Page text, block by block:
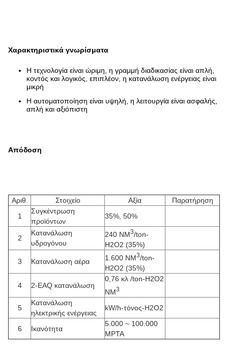
Χαρακτηριστικά γνωρίσματα
Η τεχνολογία είναι ώριμη, η γραμμή διαδικασίας είναι απλή,
κοντός και λογικός, επιπλέον, η κατανάλωση ενέργειας είναι
μικρή
Η αυτοματοποίηση είναι υψηλή, η λειτουργία είναι ασφαλής,
απλή και αξιόπιστη
Απόδοση
Αριθ. Στοιχείο Αξία
Παρατήρηση
1
Συγκέντρωση
προϊόντων
35%, 50%
2
Κατανάλωση
υδρογόνου
240 NM3/ton-
H2O2 (35%)
3 Κατανάλωση αέρα 1.600 NM3/ton-
H2O2 (35%)
4 2-EAQ κατανάλωση
0,76 κλ /ton-H2O2
NM3
5
Κατανάλωση
ηλεκτρικής ενέργειας
kW/h-τόνος-H2O2
6 Ικανότητα
5.000 ~ 100.000
MPTA